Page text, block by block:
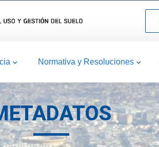
Normativa y Resoluciones